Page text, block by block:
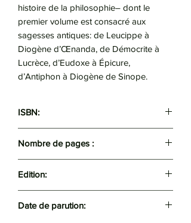
histoire de la philosophie– dont le
premier volume est consacré aux
sagesses antiques: de Leucippe à
Diogène d’Œnanda, de Démocrite à
Lucrèce, d’Eudoxe à Épicure,
d’Antiphon à Diogène de Sinope.
ISBN:
Nombre de pages :
Edition:
Date de parution: